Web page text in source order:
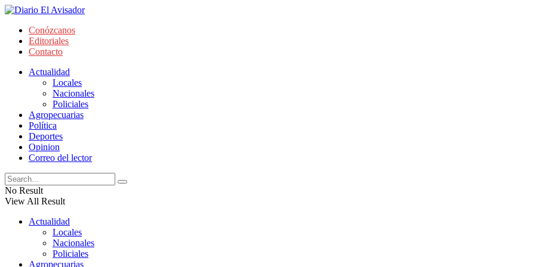
Conózcanos
Editoriales
Contacto
Actualidad
Locales
Nacionales
Policiales
Agropecuarias
Política
Deportes
Opinion
Correo del lector
No Result
View All Result
Actualidad
Locales
Nacionales
Policiales
Agropecuarias